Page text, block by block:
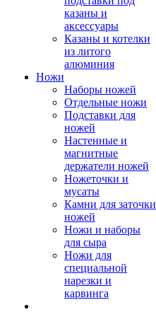
казаны и
аксессуары
Казаны и котелки
из литого
алюминия
Ножи
Наборы ножей
Отдельные ножи
Подставки для
ножей
Настенные и
магнитные
держатели ножей
Ножеточки и
мусаты
Камни для заточки
ножей
Ножи и наборы
для сыра
Ножи для
специальной
нарезки и
карвинга